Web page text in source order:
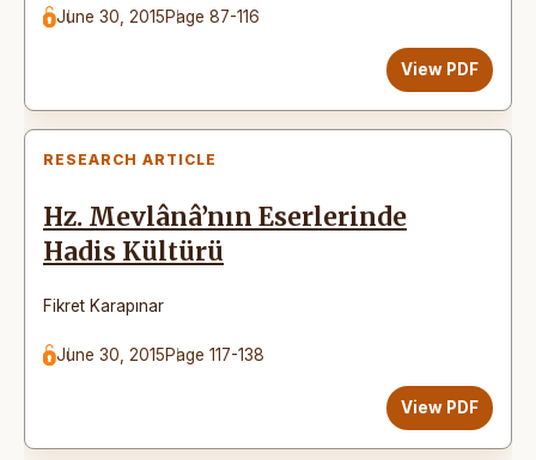
June 30, 2015Page 87-116
View PDF
RESEARCH ARTICLE
Hz. Mevlânâ’nın Eserlerinde
Hadis Kültürü
Fikret Karapınar
June 30, 2015Page 117-138
View PDF